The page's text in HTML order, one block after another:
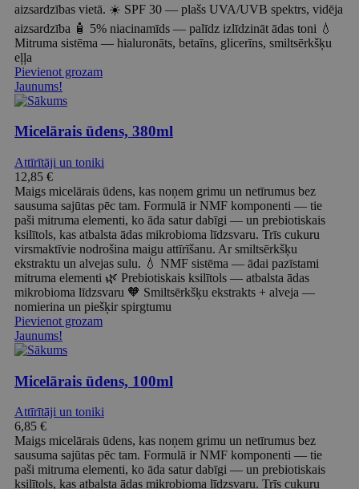
aizsardzības vietā. ☀️ SPF 30 — plašs UVA/UVB spektrs, vidēja
aizsardzība 🧴 5% niacinamīds — palīdz izlīdzināt ādas toni 💧
Mitruma sistēma — hialuronāts, betaīns, glicerīns, smiltsērkšķu
eļļa
Pievienot grozam
Jaunums!
Micelārais ūdens, 380ml
Attīrītāji un toniki
12,85 €
Maigs micelārais ūdens, kas noņem grimu un netīrumus bez
sausuma sajūtas pēc tam. Formulā ir NMF komponenti — tie
paši mitruma elementi, ko āda satur dabīgi — un prebiotiskais
ksilītols, kas atbalsta ādas mikrobioma līdzsvaru. Trīs cukuru
virsmaktīvie nodrošina maigu attīrīšanu. Ar smiltsērkšķu
ekstraktu un alvejas sulu. 💧 NMF sistēma — ādai pazīstami
mitruma elementi 🌿 Prebiotiskais ksilītols — atbalsta ādas
mikrobioma līdzsvaru 🧡 Smiltsērkšķu ekstrakts + alveja —
nomierina un piešķir spirgtumu
Pievienot grozam
Jaunums!
Micelārais ūdens, 100ml
Attīrītāji un toniki
6,85 €
Maigs micelārais ūdens, kas noņem grimu un netīrumus bez
sausuma sajūtas pēc tam. Formulā ir NMF komponenti — tie
paši mitruma elementi, ko āda satur dabīgi — un prebiotiskais
ksilītols, kas atbalsta ādas mikrobioma līdzsvaru. Trīs cukuru